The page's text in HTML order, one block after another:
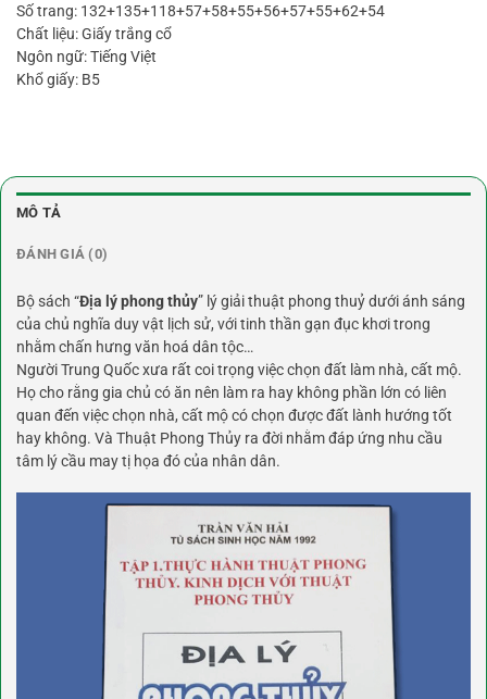
Số trang: 132+135+118+57+58+55+56+57+55+62+54
Chất liệu: Giấy trắng cổ
Ngôn ngữ: Tiếng Việt
Khổ giấy: B5
MÔ TẢ
ĐÁNH GIÁ (0)
Bộ sách “Địa lý phong thủy” lý giải thuật phong thuỷ dưới ánh sáng
của chủ nghĩa duy vật lịch sử, với tinh thần gạn đục khơi trong
nhằm chấn hưng văn hoá dân tộc…
Người Trung Quốc xưa rất coi trọng việc chọn đất làm nhà, cất mộ.
Họ cho rằng gia chủ có ăn nên làm ra hay không phần lớn có liên
quan đến việc chọn nhà, cất mộ có chọn được đất lành hướng tốt
hay không. Và Thuật Phong Thủy ra đời nhằm đáp ứng nhu cầu
tâm lý cầu may tị họa đó của nhân dân.